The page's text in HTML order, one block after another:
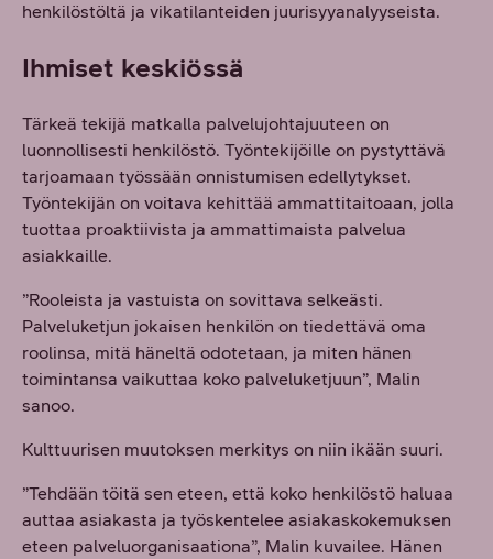
henkilöstöltä ja vikatilanteiden juurisyyanalyyseista.
Ihmiset keskiössä
Tärkeä tekijä matkalla palvelujohtajuuteen on
luonnollisesti henkilöstö. Työntekijöille on pystyttävä
tarjoamaan työssään onnistumisen edellytykset.
Työntekijän on voitava kehittää ammattitaitoaan, jolla
tuottaa proaktiivista ja ammattimaista palvelua
asiakkaille.
”Rooleista ja vastuista on sovittava selkeästi.
Palveluketjun jokaisen henkilön on tiedettävä oma
roolinsa, mitä häneltä odotetaan, ja miten hänen
toimintansa vaikuttaa koko palveluketjuun”, Malin
sanoo.
Kulttuurisen muutoksen merkitys on niin ikään suuri.
”Tehdään töitä sen eteen, että koko henkilöstö haluaa
auttaa asiakasta ja työskentelee asiakaskokemuksen
eteen palveluorganisaationa”, Malin kuvailee. Hänen